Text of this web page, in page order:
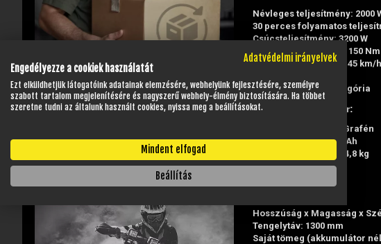
Névleges teljesítmény: 2000
30 perces folyamatos
Csúcsteljesítmény: 3200 W
Maximális nyomaték: 150 Nm
Maximális sebesség: 45 km/h
Kategória: L1e-B kategória
Elektromos rendszer:
Akkumulátor típusa: Grafén
Akkumulátor: 72V, 38 Ah
Akkumulátor súlya: 64,8 kg
Töltési idő: 7-8 óra
Hosszúság x Magasság x
Tengelytáv: 1300 mm
Saját tömeg (akkumulátor
Adatvédelmi irányelvek
Engedélyezze a cookiek használatát
Ezt elküldhetjük látogatóink adatainak elemzésére, webhelyünk fejlesztésére, személyre
szabott tartalom megjelenítésére és nagyszerű webhely-élmény biztosítására. Ha többet
szeretne tudni az általunk használt cookies, nyissa meg a beállításokat.
Mindent elfogad
Beállítás